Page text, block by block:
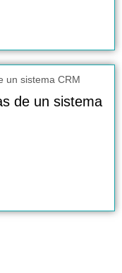
de un sistema